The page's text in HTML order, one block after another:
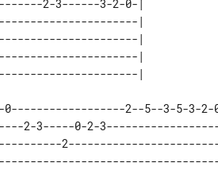
2-3------3-2-0-|
|
|
|
2--5--3-5-3-2-
2-3-----0-2-